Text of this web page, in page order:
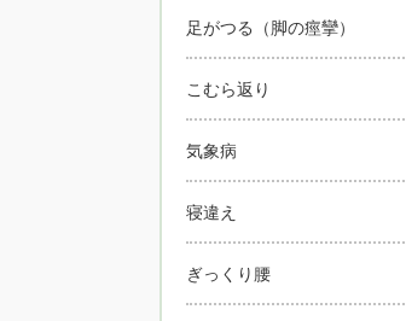
足がつる（脚の痙攣）
こむら返り
気象病
寝違え
ぎっくり腰